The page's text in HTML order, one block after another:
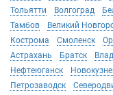
Тольятти
Волгоград
Тамбов
Великий
Кострома
Смоленск
Астрахань
Братск
Нефтеюганск
Петрозаводск